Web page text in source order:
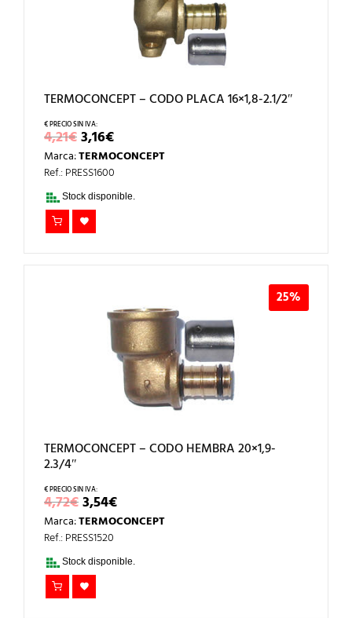
TERMOCONCEPT – CODO PLACA 16×1,8-2.1/2″
4,21€EL
PRECIO
ORIGINAL
ERA:
4,21€.
3,16€EL
PRECIO
ACTUAL
ES:3,16€.
Marca:TERMOCONCEPT
Ref.: PRESS1600
Stock disponible.
25%
TERMOCONCEPT – CODO HEMBRA 20×1,9-
2.3/4″
4,72€EL
PRECIO
ORIGINAL
ERA:
4,72€.
3,54€EL
PRECIO
ACTUAL
3,54€.
Marca:TERMOCONCEPT
Ref.: PRESS1520
Stock disponible.